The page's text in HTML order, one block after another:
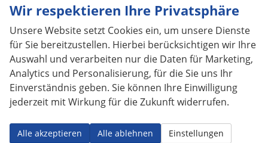
Seiten-Airbags
Kopf-Airbags
Umfeldbeobachtungssystem (Front Assist)
Ausparkassistent
INNENAUSSTATTUNG UND KOMFORT:
Zentralverriegelung mit Funk
Coming-Home-Funktion
Wir respektieren Ihre Privatsphäre
Unsere Website setzt Cookies ein, um unsere Dienste
für Sie bereitzustellen. Hierbei berücksichtigen wir Ihre
Auswahl und verarbeiten nur die Daten für Marketing,
Analytics und Personalisierung, für die Sie uns Ihr
Einverständnis geben. Sie können Ihre Einwilligung
jederzeit mit Wirkung für die Zukunft widerrufen.
Alle akzeptieren Alle ablehnen Einstellungen